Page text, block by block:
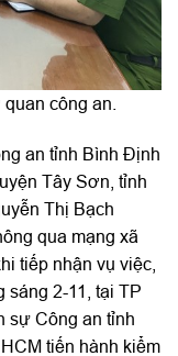
công an.
an tỉnh Bình Định
Tây Sơn, tỉnh
Thị Bạch
qua mạng xã
tiếp nhận vụ việc,
sáng 2-11, tại TP
sự Công an tỉnh
tiến hành kiểm